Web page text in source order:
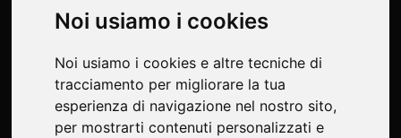
Noi usiamo i cookies
Noi usiamo i cookies e altre tecniche di
tracciamento per migliorare la tua
esperienza di navigazione nel nostro sito,
per mostrarti contenuti personalizzati e
Visita guidata con apertura "straordinaria e gratuita" il 1°
del mese